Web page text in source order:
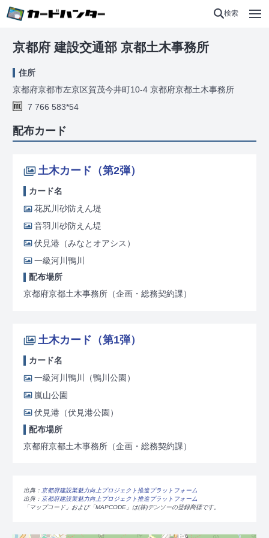
検索
京都府 建設交通部 京都土木事務所
住所
京都府京都市左京区賀茂今井町10-4 京都府京都土木事務所
7 766 583*54
配布カード
土木カード（第2弾）
カード名
花尻川砂防えん堤
音羽川砂防えん堤
伏見港（みなとオアシス）
一級河川鴨川
配布場所
京都府京都土木事務所（企画・総務契約課）
土木カード（第1弾）
カード名
一級河川鴨川（鴨川公園）
嵐山公園
伏見港（伏見港公園）
配布場所
京都府京都土木事務所（企画・総務契約課）
出典： 京都府建設業魅力向上プロジェクト推進プラットフォーム
出典： 京都府建設業魅力向上プロジェクト推進プラットフォーム
「マップコード」および「MAPCODE」は(株)デンソーの登録商標です。